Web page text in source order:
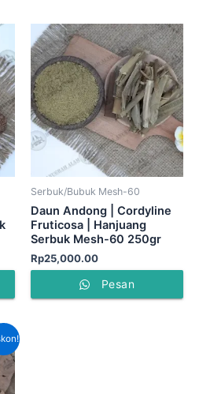
Serbuk/Bubuk Mesh-60
Daun Andong | Cordyline
Fruticosa | Hanjuang
Serbuk Mesh-60 250gr
Rp25,000.00
Pesan
Harga
saat
adalah: